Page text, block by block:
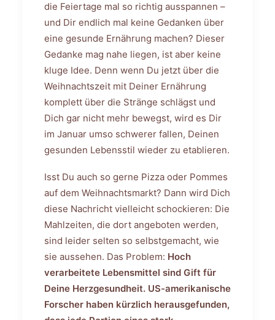
die Feiertage mal so richtig ausspannen –
und Dir endlich mal keine Gedanken über
eine gesunde Ernährung machen? Dieser
Gedanke mag nahe liegen, ist aber keine
kluge Idee. Denn wenn Du jetzt über die
Weihnachtszeit mit Deiner Ernährung
komplett über die Stränge schlägst und
Dich gar nicht mehr bewegst, wird es Dir
im Januar umso schwerer fallen, Deinen
gesunden Lebensstil wieder zu etablieren.
Isst Du auch so gerne Pizza oder Pommes
auf dem Weihnachtsmarkt? Dann wird Dich
diese Nachricht vielleicht schockieren: Die
Mahlzeiten, die dort angeboten werden,
sind leider selten so selbstgemacht, wie
sie aussehen. Das Problem: Hoch
verarbeitete Lebensmittel sind Gift für
Deine Herzgesundheit. US-amerikanische
Forscher haben kürzlich herausgefunden,